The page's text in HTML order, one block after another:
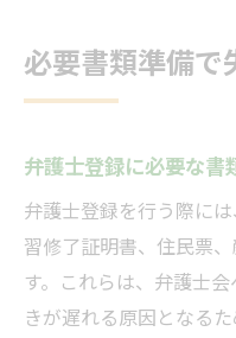
必要書類準備
弁護士登録に必要な書
弁護士登録を行う際に
習修了証明書、住民票
す。これらは、弁護士
きが遅れる原因となる